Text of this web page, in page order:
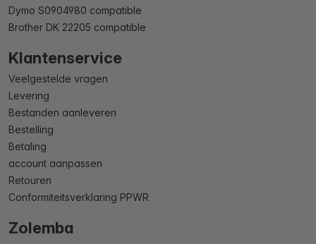
Dymo S0904980 compatible
Brother DK 22205 compatible
Klantenservice
Veelgestelde vragen
Levering
Bestanden aanleveren
Bestelling
Betaling
account aanpassen
Retouren
Conformiteitsverklaring PPWR
Zolemba